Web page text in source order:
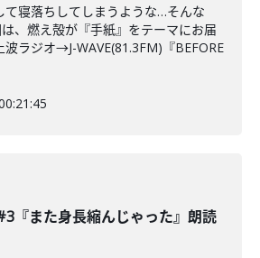
て寝落ちしてしまうような…そんな
、燃え殻が『手紙』をテーマにお届
ラジオ→J-WAVE(81.3FM)『BEFORE
『また身長縮んじゃった』朗読